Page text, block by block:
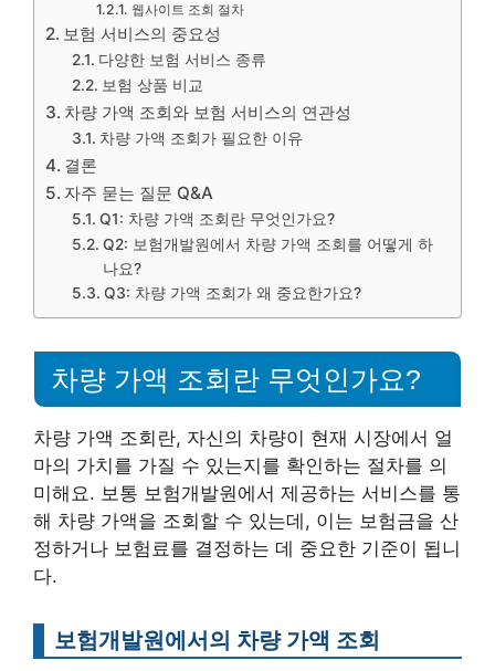
웹사이트 조회 절차
보험 서비스의 중요성
다양한 보험 서비스 종류
보험 상품 비교
차량 가액 조회와 보험 서비스의 연관성
차량 가액 조회가 필요한 이유
결론
자주 묻는 질문 Q&A
Q1: 차량 가액 조회란 무엇인가요?
Q2: 보험개발원에서 차량 가액 조회를 어떻게 하
나요?
Q3: 차량 가액 조회가 왜 중요한가요?
차량 가액 조회란 무엇인가요?
차량 가액 조회란, 자신의 차량이 현재 시장에서 얼
마의 가치를 가질 수 있는지를 확인하는 절차를 의
미해요. 보통 보험개발원에서 제공하는 서비스를 통
해 차량 가액을 조회할 수 있는데, 이는 보험금을 산
정하거나 보험료를 결정하는 데 중요한 기준이 됩니
다.
보험개발원에서의 차량 가액 조회